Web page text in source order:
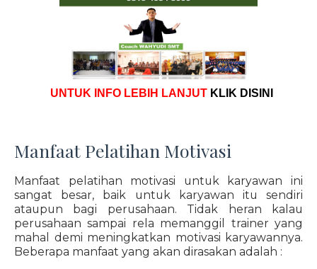
UNTUK INFO LEBIH LANJUT KLIK DISINI
Manfaat Pelatihan Motivasi
Manfaat pelatihan motivasi untuk karyawan ini
sangat besar, baik untuk karyawan itu sendiri
ataupun bagi perusahaan. Tidak heran kalau
perusahaan sampai rela memanggil trainer yang
mahal demi meningkatkan motivasi karyawannya.
Beberapa manfaat yang akan dirasakan adalah :